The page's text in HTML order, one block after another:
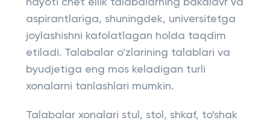
hayoti chet ellik talabalarning bakalavr va
aspirantlariga, shuningdek, universitetga
joylashishni kafolatlagan holda taqdim
etiladi. Talabalar o'zlarining talablari va
byudjetiga eng mos keladigan turli
xonalarni tanlashlari mumkin.
Talabalar xonalari stul, stol, shkaf, to'shak